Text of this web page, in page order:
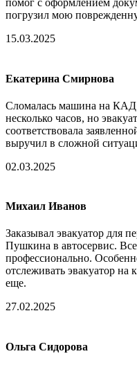
помог с оформлением
погрузил мою
15.03.2025
Екатерина Смирнова
Сломалась машина на КАД
несколько часов, но
соответствовала
выручил в сложной
02.03.2025
Михаил Иванов
Заказывал эвакуатор для
Пушкина в автосервис.
профессионально.
отслеживать эвакуатор на
еще.
27.02.2025
Ольга Сидорова